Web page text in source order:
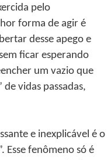
pelo
forma de agir é
desse apego e
ficar esperando
um vazio que
vidas passadas,
e inexplicável é o
Esse fenômeno só é